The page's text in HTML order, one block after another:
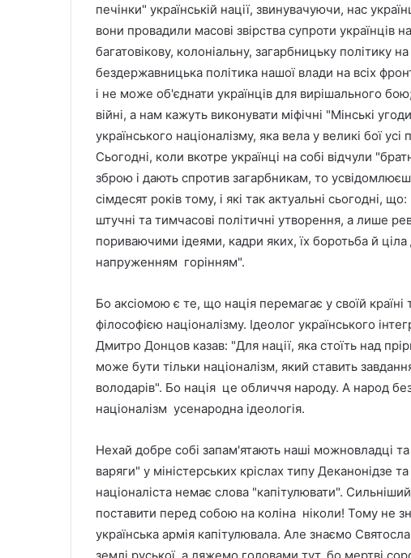
печінки" українській нації, звинувачуючи, нас
вони провадили масові звірства супроти
багатовікову, колоніальну, загарбницьку політику
бездержавницька політика нашої влади на всіх
і не може об'єднати українців для вирішального
війні, а нам кажуть виконувати міфічні "Мінські
українського націоналізму, яка вела у великі бої усі
Сьогодні, коли вкотре українці на собі відчули
зброю і дають спротив загарбникам, то
сімдесят років тому, і які так актуальні сьогодні,
штучні та тимчасові політичні утворення, а лише
пориваючими ідеями, кадри яких, їх боротьба й
напруженням горінням".
Бо аксіомою є те, що нація перемагає у своїй
філософією націоналізму. Ідеолог українського
Дмитро Донцов казав: "Для нації, яка стоїть над
може бути тільки націоналізм, який ставить
володарів". Бо нація це обличчя народу. А народ
націоналізм усенародна ідеологія.
Нехай добре собі запам'ятають наші можновладці та
варяги" у міністерських кріслах типу Деканонідзе
націоналіста немає слова "капітулювати".
поставити перед собою на коліна ніколи! Тому не
українська армія капітулювала. Але знаємо
землі руської, а ляжемо головами тут, бо мертві